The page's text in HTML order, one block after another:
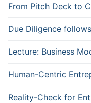
From Pitch Deck to
Due Diligence
Lecture: Business
Human-Centric
Reality-Check for